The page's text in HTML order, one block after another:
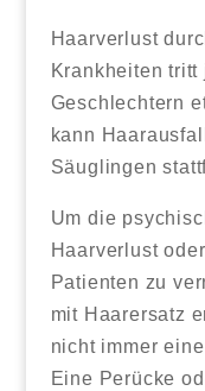
Haarverlust
Krankheiten
Geschlechtern
kann
Säuglingen
Um die
Haarverlust
Patienten zu
mit Haarersatz
nicht immer
Eine Perücke